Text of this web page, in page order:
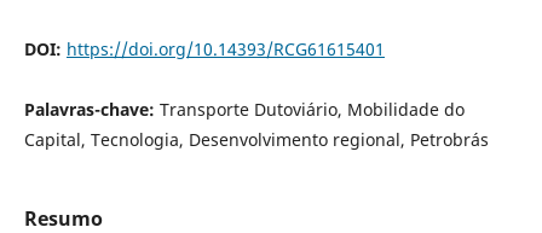
DOI: https://doi.org/10.14393/RCG61615401
Palavras-chave: Transporte Dutoviário, Mobilidade do
Capital, Tecnologia, Desenvolvimento regional, Petrobrás
Resumo